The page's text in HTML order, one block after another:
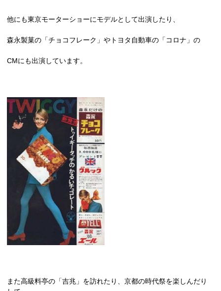
他にも東京モーターショーにモデルとして出演したり、
森永製菓の「チョコフレーク」やトヨタ自動車の「コロナ」の
CMにも出演しています。
また高級料亭の「吉兆」を訪れたり、京都の時代祭を楽しんだり